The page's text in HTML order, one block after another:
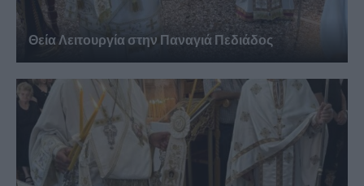
Θεία Λειτουργία στην Παναγιά Πεδιάδος